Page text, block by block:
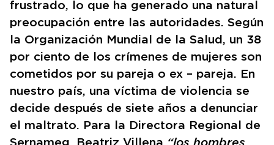
frustrado, lo que ha generado una natural
preocupación entre las autoridades. Según
la Organización Mundial de la Salud, un 38
por ciento de los crímenes de mujeres son
cometidos por su pareja o ex – pareja. En
nuestro país, una víctima de violencia se
decide después de siete años a denunciar
el maltrato. Para la Directora Regional de